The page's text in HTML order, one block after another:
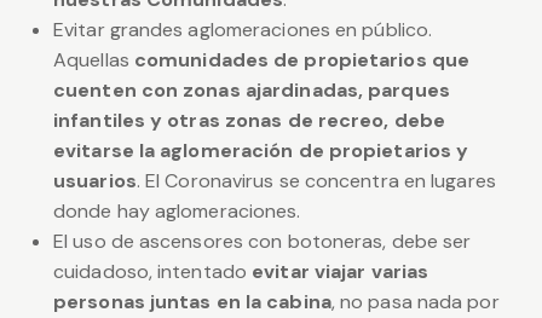
Evitar grandes aglomeraciones en público.
Aquellas comunidades de propietarios que
cuenten con zonas ajardinadas, parques
infantiles y otras zonas de recreo, debe
evitarse la aglomeración de propietarios y
usuarios. El Coronavirus se concentra en lugares
donde hay aglomeraciones.
El uso de ascensores con botoneras, debe ser
cuidadoso, intentado evitar viajar varias
personas juntas en la cabina, no pasa nada por